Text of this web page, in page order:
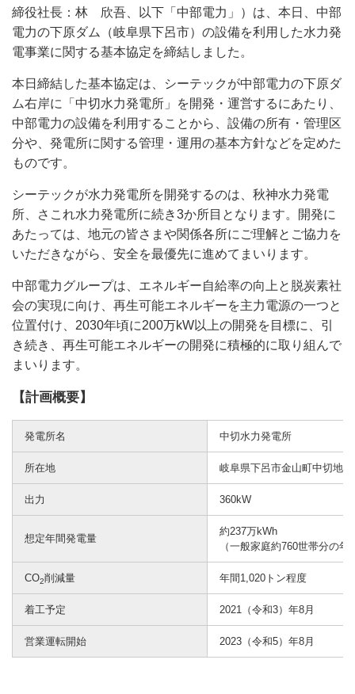
締役社長：林 欣吾、以下「中部電力」）は、本日、中部
電力の下原ダム（岐阜県下呂市）の設備を利用した水力発
電事業に関する基本協定を締結しました。
本日締結した基本協定は、シーテックが中部電力の下原ダ
ム右岸に「中切水力発電所」を開発・運営するにあたり、
中部電力の設備を利用することから、設備の所有・管理区
分や、発電所に関する管理・運用の基本方針などを定めた
ものです。
シーテックが水力発電所を開発するのは、秋神水力発電
所、さこれ水力発電所に続き3か所目となります。開発に
あたっては、地元の皆さまや関係各所にご理解とご協力を
いただきながら、安全を最優先に進めてまいります。
中部電力グループは、エネルギー自給率の向上と脱炭素社
会の実現に向け、再生可能エネルギーを主力電源の一つと
位置付け、2030年頃に200万kW以上の開発を目標に、引
き続き、再生可能エネルギーの開発に積極的に取り組んで
まいります。
【計画概要】
発電所名 中切水力発電所
所在地 岐阜県下呂市金山町中切地先
出力 360kW
想定年間発電量
約237万kWh
（一般家庭約760世帯分の
CO2削減量 年間1,020トン程度
着工予定 2021（令和3）年8月
営業運転開始 2023（令和5）年8月